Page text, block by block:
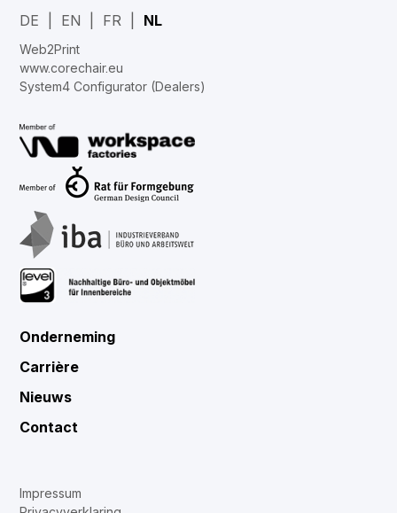
DE EN FR NL
Web2Print
www.corechair.eu
System4 Configurator (Dealers)
Onderneming
Carrière
Nieuws
Contact
Impressum